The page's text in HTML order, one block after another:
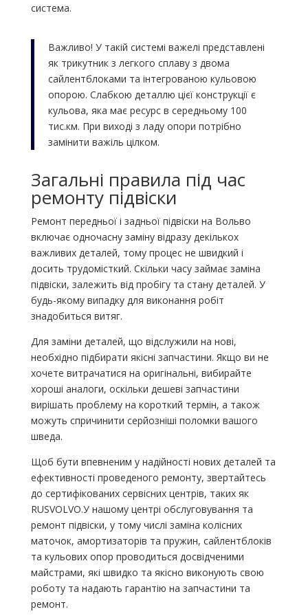
система.
Важливо! У такій системі важелі представлені
як трикутник з легкого сплаву з двома
сайлентблоками та інтегрованою кульовою
опорою. Слабкою деталлю цієї конструкції є
кульова, яка має ресурс в середньому 100
тис.км. При виході з ладу опори потрібно
замінити важіль цілком.
Загальні правила під час
ремонту підвіски
Ремонт передньої і задньої підвіски на Вольво
включає одночасну заміну відразу декількох
важливих деталей, тому процес не швидкий і
досить трудомісткий. Скільки часу займає заміна
підвіски, залежить від пробігу та стану деталей. У
будь-якому випадку для виконання робіт
знадобиться витяг.
Для заміни деталей, що відслужили на нові,
необхідно підбирати якісні запчастини. Якщо ви не
хочете витрачатися на оригінальні, вибирайте
хороші аналоги, оскільки дешеві запчастини
вирішать проблему на короткий термін, а також
можуть спричинити серйозніші поломки вашого
шведа.
Щоб бути впевненим у надійності нових деталей та
ефективності проведеного ремонту, звертайтесь
до сертифікованих сервісних центрів, таких як
RUSVOLVO.У нашому центрі обслуговування та
ремонт підвіски, у тому числі заміна колісних
маточок, амортизаторів та пружин, сайлентблоків
та кульових опор проводиться досвідченими
майстрами, які швидко та якісно виконують свою
роботу та надають гарантію на запчастини та
ремонт.